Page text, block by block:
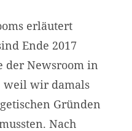
erläutert
Ende 2017
der Newsroom in
weil wir damals
Gründen
Nach